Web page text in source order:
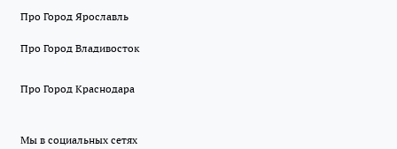
Про Город Ярославль
Про Город Владивосток
Про Город Краснодара
Мы в социальных сетях